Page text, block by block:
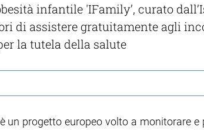
infantile 'IFamily’, curato
di assistere gratuitamente agli
la tutela della salute
un progetto europeo volto a monitorare e